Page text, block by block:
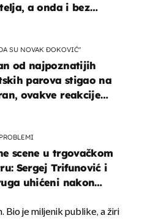
a onda i bez
SU NOVAK ĐOKOVIĆ"
od najpoznatijih
parova stigao na
ovakve reakcije
scene u trgovačkom
Sergej Trifunović i
uhićeni nakon
Bio je miljenik publike, a žiri